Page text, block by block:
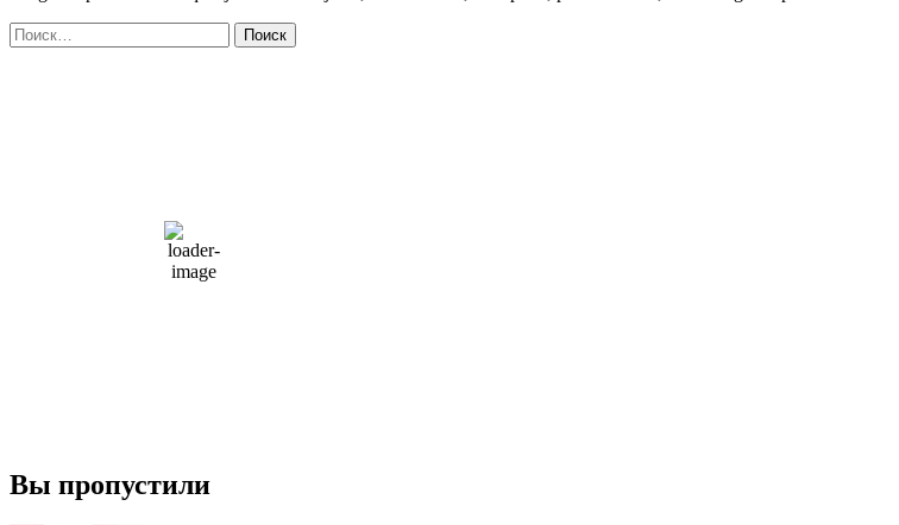
Найти:
66 %
1004 мб
10 mph
Вы пропустили